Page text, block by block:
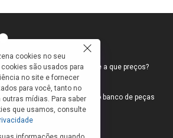
Onde compro ingressos e a que preços?
outras perguntas, criamos o banco de peças
cookies no seu
são usados para
no site e fornecer
para você, tanto no
mídias. Para saber
que usamos, consulte